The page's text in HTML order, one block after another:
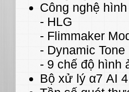
Công nghệ
- HLG
- Flimmaker
- Dynamic
- 9 chế độ hình
Bộ xử lý α7 AI